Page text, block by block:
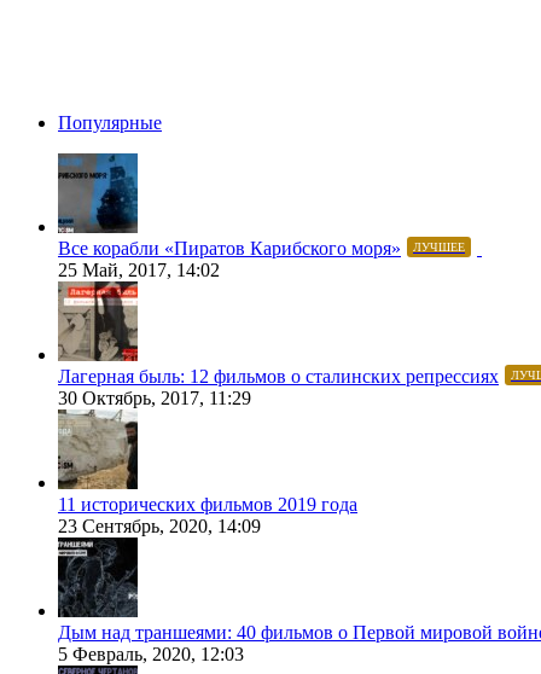
Популярные
Все корабли «Пиратов Карибского моря» ЛУЧШЕЕ
25 Май, 2017, 14:02
Лагерная быль: 12 фильмов о сталинских репрессиях
30 Октябрь, 2017, 11:29
11 исторических фильмов 2019 года
23 Сентябрь, 2020, 14:09
Дым над траншеями: 40 фильмов о Первой мировой
5 Февраль, 2020, 12:03